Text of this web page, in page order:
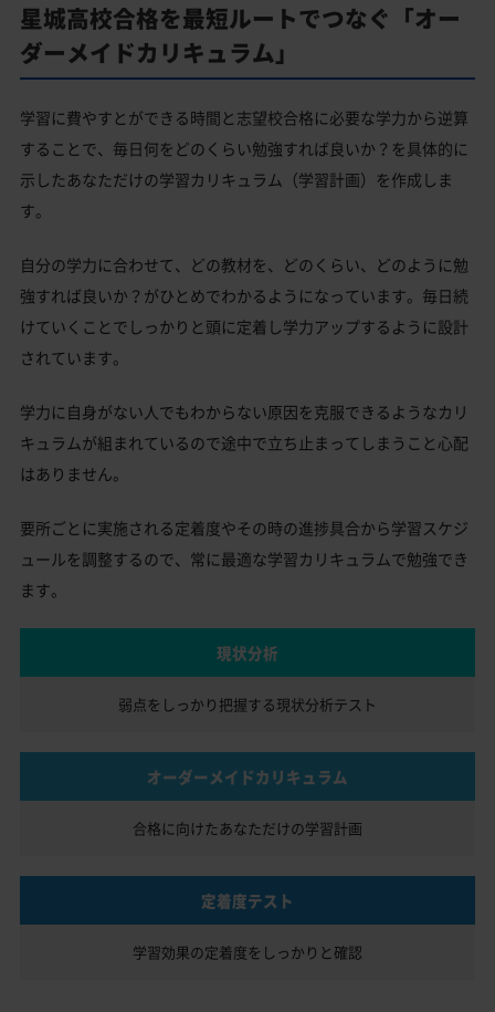
星城高校合格を最短ルートでつなぐ「オー
ダーメイドカリキュラム」
学習に費やすとができる時間と志望校合格に必要な学力から逆算
することで、毎日何をどのくらい勉強すれば良いか？を具体的に
示したあなただけの学習カリキュラム（学習計画）を作成しま
す。
自分の学力に合わせて、どの教材を、どのくらい、どのように勉
強すれば良いか？がひとめでわかるようになっています。毎日続
けていくことでしっかりと頭に定着し学力アップするように設計
されています。
学力に自身がない人でもわからない原因を克服できるようなカリ
キュラムが組まれているので途中で立ち止まってしまうこと心配
はありません。
要所ごとに実施される定着度やその時の進捗具合から学習スケジ
ュールを調整するので、常に最適な学習カリキュラムで勉強でき
ます。
現状分析
弱点をしっかり把握する現状分析テスト
オーダーメイドカリキュラム
合格に向けたあなただけの学習計画
定着度テスト
学習効果の定着度を しっかりと確認